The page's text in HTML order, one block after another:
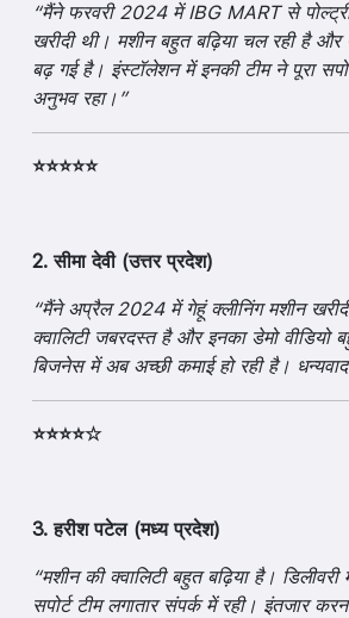
“मैंने फरवरी 2024 में IBG MART से
खरीदी थी। मशीन बहुत बढ़िया चल रही है और
बढ़ गई है। इंस्टॉलेशन में इनकी टीम ने पूरा
अनुभव रहा।”
⭐⭐⭐⭐⭐
2. सीमा देवी (उत्तर प्रदेश)
“मैंने अप्रैल 2024 में गेहूं क्लीनिंग मशीन
क्वालिटी जबरदस्त है और इनका डेमो वीडियो
बिजनेस में अब अच्छी कमाई हो रही है।
⭐⭐⭐⭐☆
3. हरीश पटेल (मध्य प्रदेश)
“मशीन की क्वालिटी बहुत बढ़िया है।
सपोर्ट टीम लगातार संपर्क में रही। इंतजार